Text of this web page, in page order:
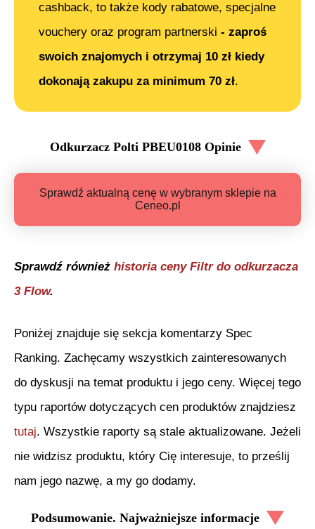
cashback, to także kody rabatowe, specjalne
vouchery oraz program partnerski - zaproś
swoich znajomych i otrzymaj 10 zł kiedy
dokonają zakupu za minimum 70 zł.
Odkurzacz Polti PBEU0108Opinie
Sprawdź aktualną cenę w wybranym sklepie na
Ceneo.pl
Sprawdź również historia ceny Filtr do odkurzacza
3 Flow.
Poniżej znajduje się sekcja komentarzy Spec
Ranking. Zachęcamy wszystkich zainteresowanych
do dyskusji na temat produktu i jego ceny. Więcej tego
typu raportów dotyczących cen produktów znajdziesz
tutaj. Wszystkie raporty są stale aktualizowane. Jeżeli
nie widzisz produktu, który Cię interesuje, to prześlij
nam jego nazwę, a my go dodamy.
Podsumowanie. Najważniejsze informacje